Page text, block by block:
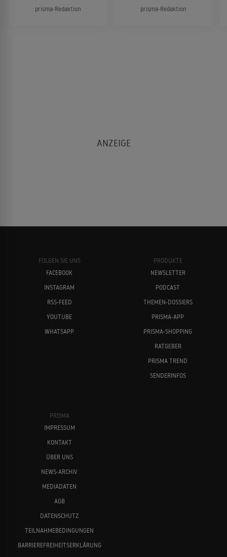
prisma-Redaktion prisma-Redaktion
FOLGEN SIE UNS
FACEBOOK
INSTAGRAM
RSS-FEED
YOUTUBE
WHATSAPP
PRODUKTE
NEWSLETTER
PODCAST
THEMEN-DOSSIERS
PRISMA-APP
PRISMA-SHOPPING
RATGEBER
PRISMA TREND
SENDERINFOS
PRISMA
IMPRESSUM
KONTAKT
ÜBER UNS
NEWS-ARCHIV
MEDIADATEN
AGB
DATENSCHUTZ
TEILNAHMEBEDINGUNGEN
BARRIEREFREIHEITSERKLÄRUNG